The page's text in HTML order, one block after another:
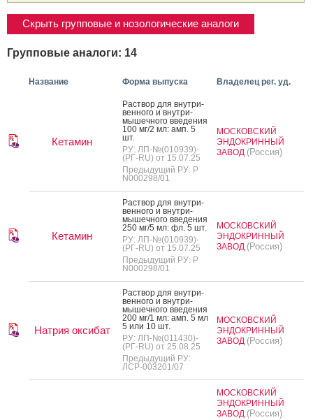
Скрыть групповые и нозологические аналоги
Групповые аналоги: 14
Название Форма выпуска Владелец рег. уд.
Кетамин
Рас­твор для внут­ри­
вен­но­го и внут­ри­
мышеч­но­го вве­дения
100 мг/2 мл: амп. 5
шт.
РУ: ЛП-№(010939)-
(РГ-RU) от 15.07.25
Предыдущий РУ: Р
N000298/01
МОСКОВСКИЙ
ЭНДОКРИННЫЙ
ЗАВОД (Россия)
Кетамин
Рас­твор для внут­ри­
вен­но­го и внут­ри­
мышеч­но­го вве­дения
250 мг/5 мл: фл. 5 шт.
РУ: ЛП-№(010939)-
(РГ-RU) от 15.07.25
Предыдущий РУ: Р
N000298/01
МОСКОВСКИЙ
ЭНДОКРИННЫЙ
ЗАВОД (Россия)
Натрия оксибат
Рас­твор для внут­ри­
вен­но­го и внут­ри­
мышеч­но­го вве­дения
200 мг/1 мл: амп. 5 мл
5 или 10 шт.
РУ: ЛП-№(011430)-
(РГ-RU) от 25.08.25
Предыдущий РУ:
ЛСР-003201/07
МОСКОВСКИЙ
ЭНДОКРИННЫЙ
ЗАВОД (Россия)
МОСКОВСКИЙ
ЭНДОКРИННЫЙ
ЗАВОД (Россия)